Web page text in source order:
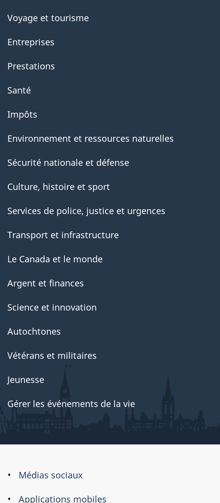
Voyage et tourisme
Entreprises
Prestations
Santé
Impôts
Environnement et ressources naturelles
Sécurité nationale et défense
Culture, histoire et sport
Services de police, justice et urgences
Transport et infrastructure
Le Canada et le monde
Argent et finances
Science et innovation
Autochtones
Vétérans et militaires
Jeunesse
Gérer les événements de la vie
À
propos
Médias sociaux
Applications mobiles